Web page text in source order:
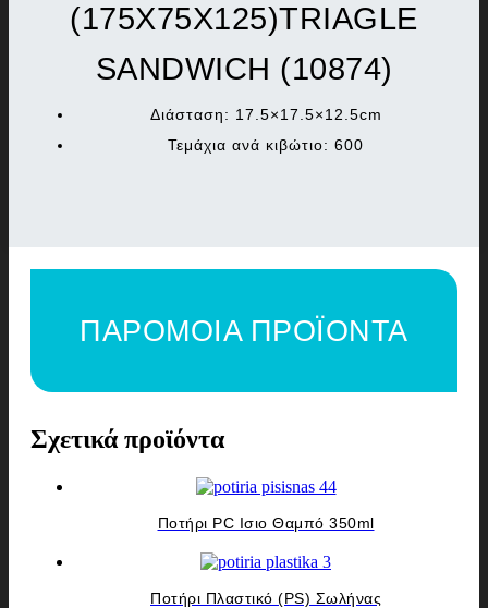
(175Χ75Χ125)TRIAGLE
SANDWICH (10874)
Διάσταση: 17.5×17.5×12.5cm
Τεμάχια ανά κιβώτιο: 600
ΠΑΡΟΜΟΙΑ ΠΡΟΪΟΝΤΑ
Σχετικά προϊόντα
Ποτήρι PC Ισιο Θαμπό 350ml
Ποτήρι Πλαστικό (PS) Σωλήνας